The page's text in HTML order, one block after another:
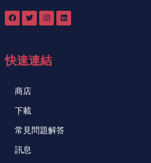
快速連結
商店
下載
常見問題解答
訊息